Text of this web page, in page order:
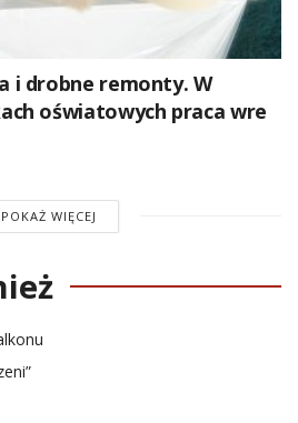
i drobne remonty. W
oświatowych praca wre
POKAŻ WIĘCEJ